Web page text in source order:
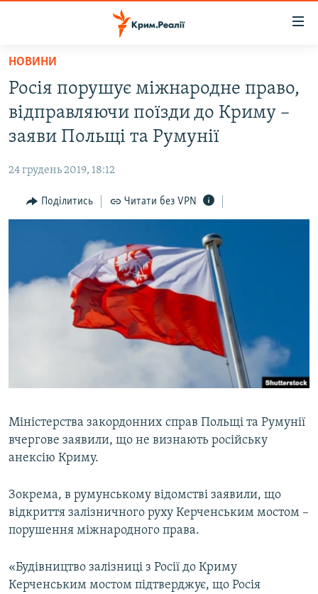
Перейти
основного
матеріалу
Перейти
до
основної
навігації
Перейти
до
ВОДА.КРИМ
ВІДЕО ТА ФОТО
БЛОГИ
ПОГЛЯД
ВСЕ ЗА ДЕНЬ
СПЕЦПРОЕКТИ
ДЕПОРТАЦІЯ
ВІДЕОУРОКИ «ELIFBE»
ЯК ОБІЙТИ БЛОКУВАННЯ
НОВИНИ
Росія порушує міжнародне право,
відправляючи поїзди до Криму –
заяви Польщі та Румунії
24 грудень 2019, 18:12
Поділитись Читати без VPN
Міністерства закордонних справ Польщі та Румунії
вчергове заявили, що не визнають російську
анексію Криму.
Зокрема, в румунському відомстві заявили, що
відкриття залізничного руху Керченським мостом –
порушення міжнародного права.
«Будівництво залізниці з Росії до Криму
Керченським мостом підтверджує, що Росія